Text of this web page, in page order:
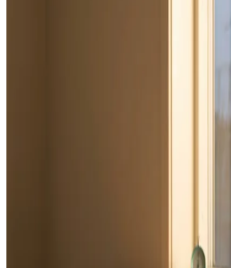
Ready to optimize your
Contact our tribology experts for